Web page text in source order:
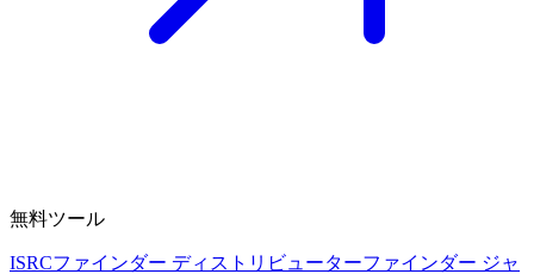
無料ツール
ISRCファインダー ディストリビューターファインダー ジャ